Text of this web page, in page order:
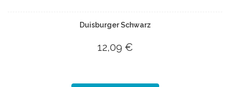
Duisburger Schwarz
12,09 €